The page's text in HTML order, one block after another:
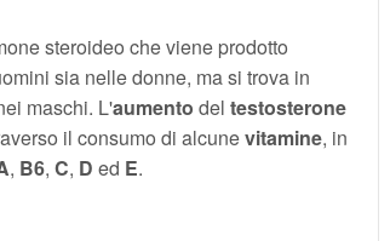
steroideo che viene prodotto
sia nelle donne, ma si trova in
maschi. L'aumento del testosterone
il consumo di alcunevitamine, in
, B6, C, D ed E.